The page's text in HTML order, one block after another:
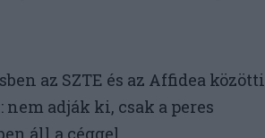
az SZTE és az Affidea közötti
adják ki, csak a peres